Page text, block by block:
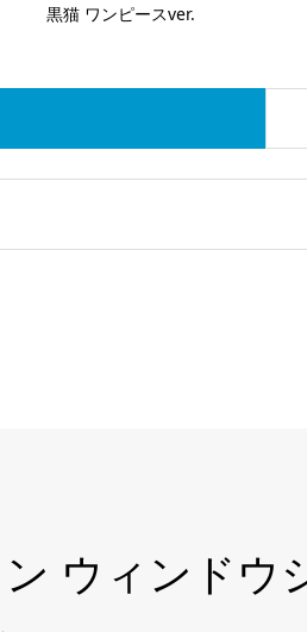
黒猫 ワンピースver.
ウィンドウ